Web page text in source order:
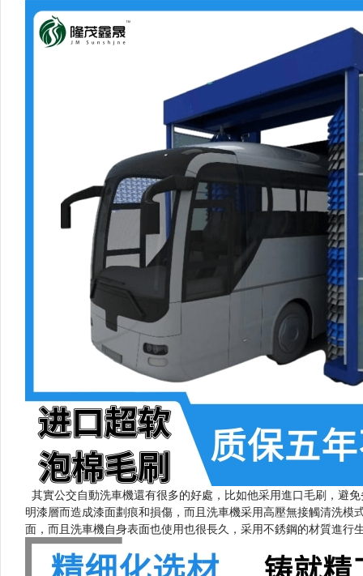
其實公交自動洗車機還有很多的好處，比如他采用進口毛刷
明漆層而造成漆面劃痕和損傷，而且洗車機采用高壓無接觸清洗模
面，而且洗車機自身表面也使用也很長久，采用不銹鋼的材質進